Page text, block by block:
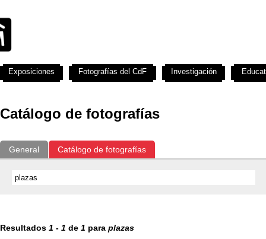
Catálogo de fotografías
General Catálogo de fotografías
Resultados 1 - 1 de 1 para plazas
Exposiciones Fotografías del CdF Investigación